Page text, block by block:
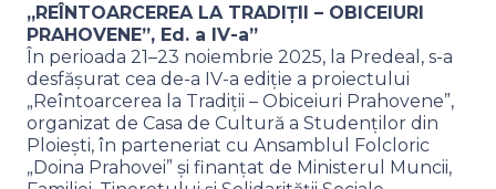
„REÎNTOARCEREA LA TRADIȚII – OBICEIURI
PRAHOVENE”, Ed. a IV-a”
În perioada 21–23 noiembrie 2025, la Predeal, s-a
desfășurat cea de-a IV-a ediție a proiectului
„Reîntoarcerea la Tradiții – Obiceiuri Prahovene”,
organizat de Casa de Cultură a Studenților din
Ploiești, în parteneriat cu Ansamblul Folcloric
„Doina Prahovei” și finanțat de Ministerul Muncii,